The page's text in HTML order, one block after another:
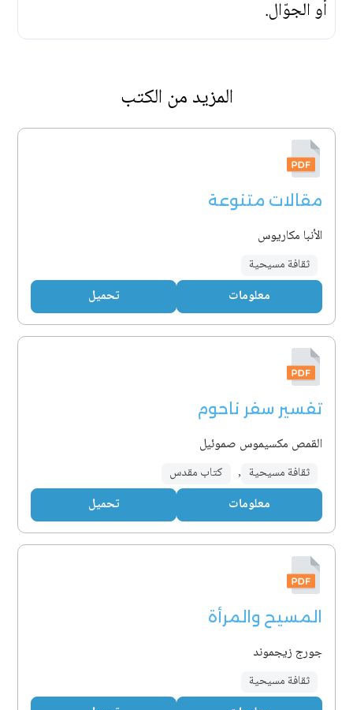
أو الجوّال.
المزيد من الكتب
مقالات متنوعة
الأنبا مكاريوس
ثقافة مسيحية
معلومات تحميل
تفسير سفر ناحوم
القمص مكسيموس صموئيل
ثقافة مسيحية , كتاب مقدس
معلومات تحميل
المسيح والمرأة
جورج زيجموند
ثقافة مسيحية